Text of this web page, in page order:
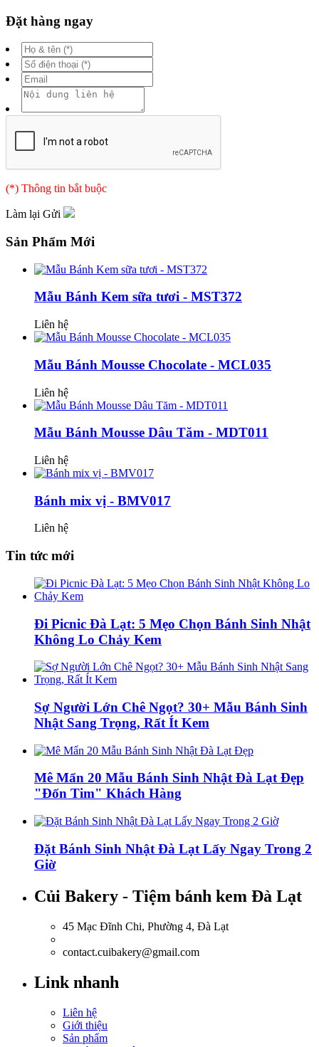
Đặt hàng ngay
(*) Thông tin bắt buộc
Làm lại Gửi
Sản Phẩm Mới
Mẫu Bánh Kem sữa tươi - MST372
Liên hệ
Mẫu Bánh Mousse Chocolate - MCL035
Liên hệ
Mẫu Bánh Mousse Dâu Tăm - MDT011
Liên hệ
Bánh mix vị - BMV017
Liên hệ
Tin tức mới
Đi Picnic Đà Lạt: 5 Mẹo Chọn Bánh Sinh Nhật
Không Lo Chảy Kem
Sợ Người Lớn Chê Ngọt? 30+ Mẫu Bánh Sinh
Nhật Sang Trọng, Rất Ít Kem
Mê Mẩn 20 Mẫu Bánh Sinh Nhật Đà Lạt Đẹp
"Đốn Tim" Khách Hàng
Đặt Bánh Sinh Nhật Đà Lạt Lấy Ngay Trong 2
Giờ
Củi Bakery - Tiệm bánh kem Đà Lạt
45 Mạc Đĩnh Chi, Phường 4, Đà Lạt
contact.cuibakery@gmail.com
Link nhanh
Liên hệ
Giới thiệu
Sản phẩm